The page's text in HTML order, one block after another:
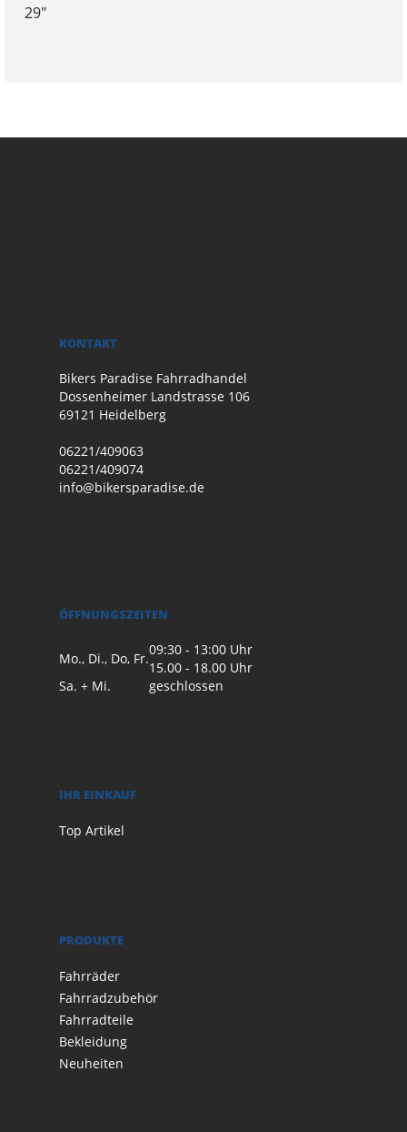
29"
KONTAKT
Bikers Paradise Fahrradhandel
Dossenheimer Landstrasse 106
69121 Heidelberg
06221/409063
06221/409074
info@bikersparadise.de
ÖFFNUNGSZEITEN
Mo., Di., Do, Fr.
09:30 - 13:00 Uhr
15.00 - 18.00 Uhr
Sa. + Mi.
geschlossen
IHR EINKAUF
Top Artikel
PRODUKTE
Fahrräder
Fahrradzubehör
Fahrradteile
Bekleidung
Neuheiten